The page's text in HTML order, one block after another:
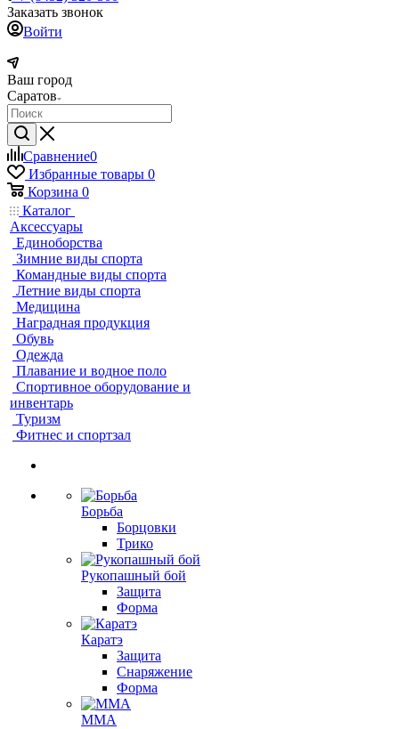
Заказать звонок
Войти
Ваш город
Саратов
Сравнение0
Избранные товары 0
Корзина 0
Каталог
Аксессуары
Единоборства
Зимние виды спорта
Командные виды спорта
Летние виды спорта
Медицина
Наградная продукция
Обувь
Одежда
Плавание и водное поло
Спортивное оборудование и
инвентарь
Туризм
Фитнес и спортзал
Борьба
Борцовки
Трико
Рукопашный бой
Защита
Форма
Каратэ
Защита
Снаряжение
Форма
ММА